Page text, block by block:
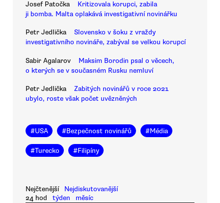
Josef Patočka
Kritizovala korupci, zabila
ji bomba. Malta oplakává investigativní novinářku
Petr Jedlička
Slovensko v šoku z vraždy
investigativního novináře, zabýval se velkou korupcí
Sabir Agalarov
Maksim Borodin psal o věcech,
o kterých se v současném Rusku nemluví
Petr Jedlička
Zabitých novinářů v roce 2021
ubylo, roste však počet uvězněných
#USA #Bezpečnost novinářů #Média
#Turecko #Filipíny
Nejčtenější
Nejdiskutovanější
24 hod
týden měsíc